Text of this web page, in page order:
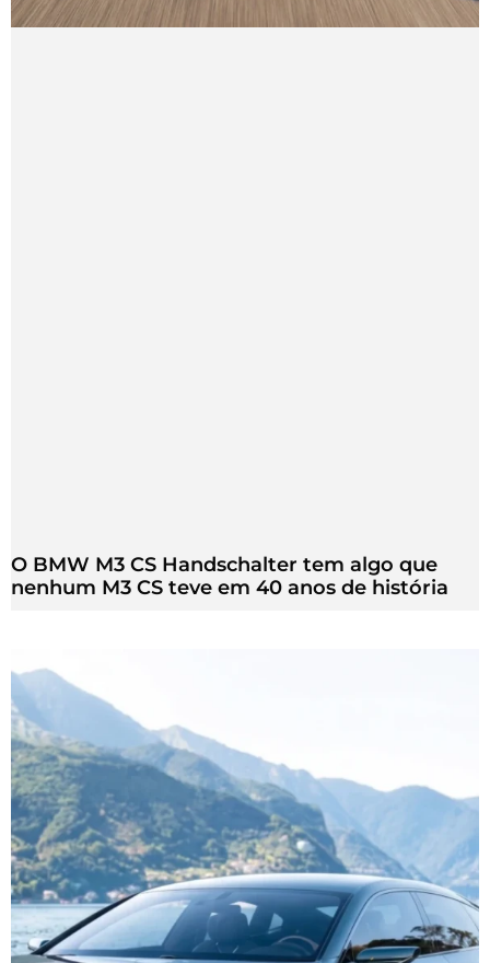
O BMW M3 CS Handschalter tem algo que
nenhum M3 CS teve em 40 anos de história